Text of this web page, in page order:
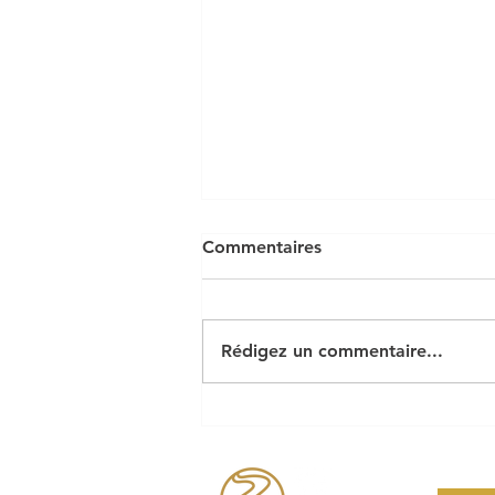
Commentaires
Rédigez un commentaire...